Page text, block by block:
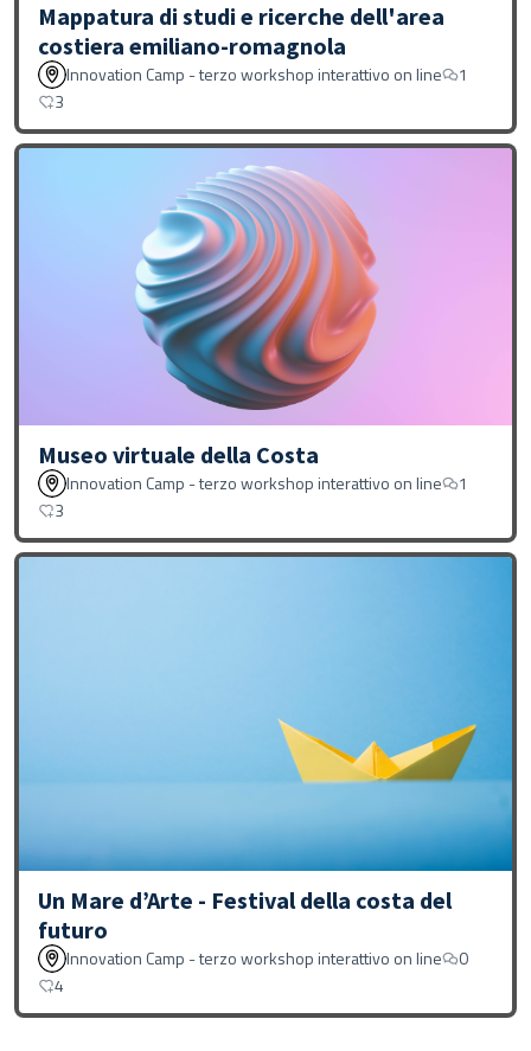
Mappatura di studi e ricerche dell'area
costiera emiliano-romagnola
Innovation Camp - terzo workshop interattivo on line
1
3
Museo virtuale della Costa
Innovation Camp - terzo workshop interattivo on line
1
3
Un Mare d’Arte - Festival della costa del
futuro
Innovation Camp - terzo workshop interattivo on line
0
4